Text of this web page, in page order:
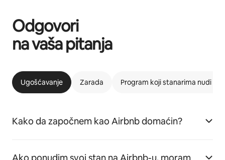
Odgovori
na vaša pitanja
Ugošćavanje Zarada Program koji stanarima nudi
Kako da započnem kao Airbnb domaćin?